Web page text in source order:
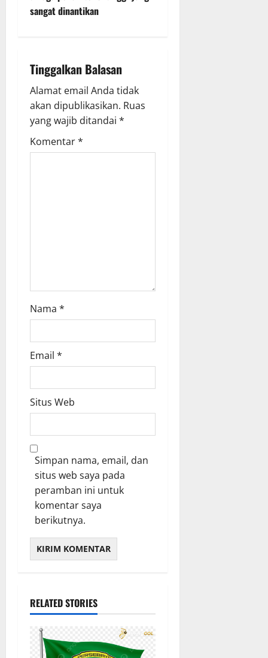
a
i
g
a
t
i
sangat dinantikan
Tinggalkan Balasan
Alamat email Anda tidak
akan dipublikasikan. Ruas
yang wajib ditandai *
Komentar*
Nama *
Email *
Situs Web
Simpan nama, email, dan
situs web saya pada
peramban ini untuk
komentar saya
berikutnya.
RELATED STORIES